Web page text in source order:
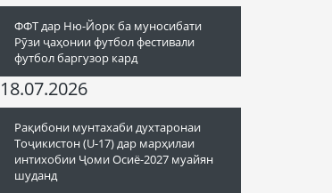
ФФТ дар Ню-Йорк ба муносибати
Рӯзи ҷаҳонии футбол фестивали
футбол баргузор кард
18.07.2026
Рақибони мунтахаби духтаронаи
Тоҷикистон (U-17) дар марҳилаи
интихобии Ҷоми Осиё-2027 муайян
шуданд